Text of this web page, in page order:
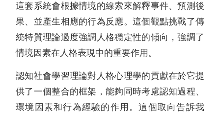
這套系統會根據情境的線索來解釋事件、預測後
果、並產生相應的行為反應。這個觀點挑戰了傳
統特質理論過度強調人格穩定性的傾向，強調了
情境因素在人格表現中的重要作用。
認知社會學習理論對人格心理學的貢獻在於它提
供了一個整合的框架，能夠同時考慮認知過程、
環境因素和行為經驗的作用。這個取向告訴我